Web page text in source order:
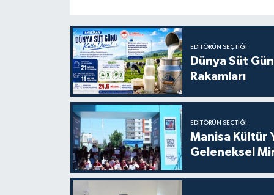
EDITÖRÜN SEÇTIĞI
Dünya Süt
Rakamları
EDITÖRÜN SEÇTIĞI
Manisa Kültür
Geleneksel